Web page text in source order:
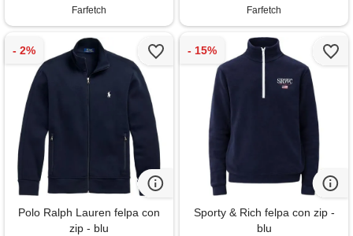
Farfetch Farfetch
Polo Ralph Lauren felpa con
zip - blu
Sporty & Rich felpa con zip -
blu